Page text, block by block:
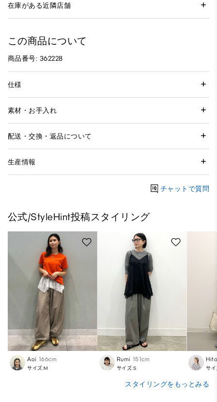
在庫がある近隣店舗
この商品について
商品番号: 362228
仕様
素材・お手入れ
配送・交換・返品について
生産情報
チャットで質問
公式/StyleHint投稿スタイリング
Aoi 166cm
サイズ:M
Rumi 151cm
サイズ:S サ
スタイリングをもっとみる